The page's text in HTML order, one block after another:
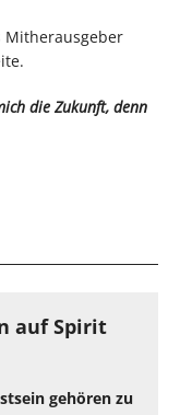
Mitherausgeber
die Zukunft, denn
auf Spirit
gehören zu